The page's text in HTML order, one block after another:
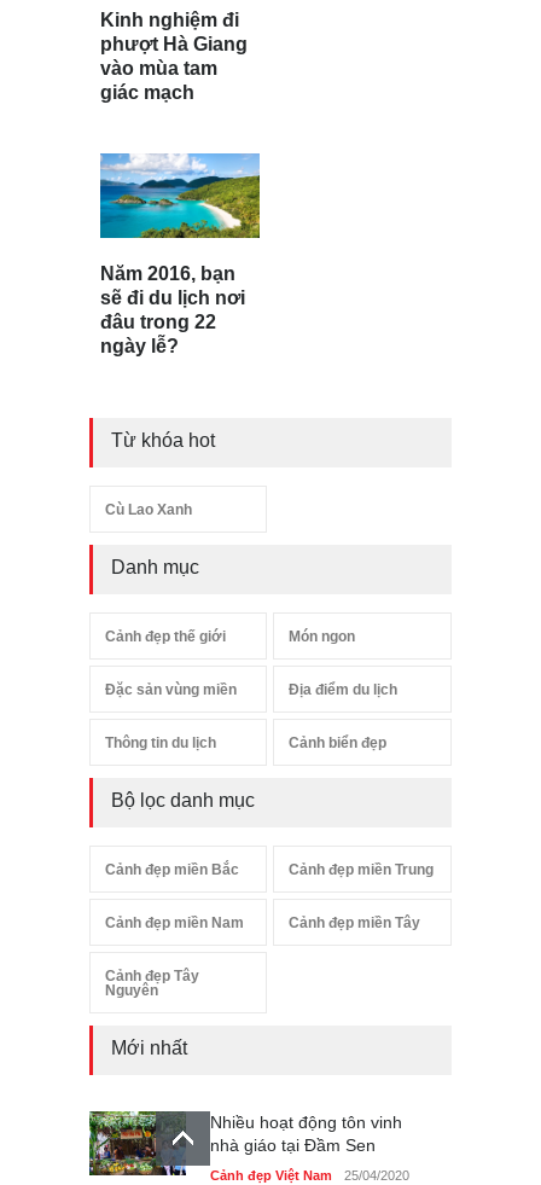
Kinh nghiệm đi
phượt Hà Giang
vào mùa tam
giác mạch
Năm 2016, bạn
sẽ đi du lịch nơi
đâu trong 22
ngày lễ?
Từ khóa hot
Cù Lao Xanh
Danh mục
Cảnh đẹp thế giới Món ngon
Đặc sản vùng miền Địa điểm du lịch
Thông tin du lịch Cảnh biển đẹp
Bộ lọc danh mục
Cảnh đẹp miền Bắc Cảnh đẹp miền Trung
Cảnh đẹp miền Nam Cảnh đẹp miền Tây
Cảnh đẹp Tây
Nguyên
Mới nhất
Nhiều hoạt động tôn vinh
nhà giáo tại Đầm Sen
Cảnh đẹp Việt Nam 25/04/2020